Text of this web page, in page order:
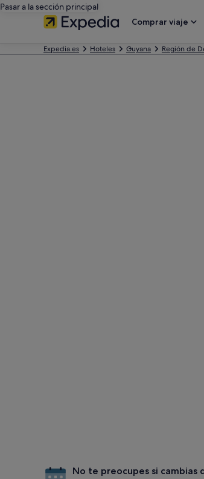
Pasar a la sección principal
Comprar viaje
Expedia.es Hoteles Guyana Región de
No te preocupes si cambias